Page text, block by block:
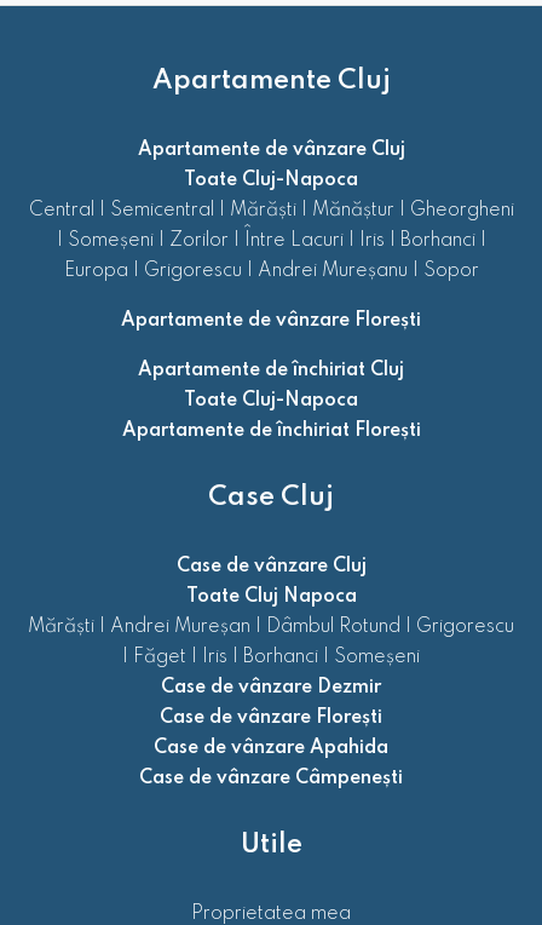
Apartamente Cluj
Apartamente de vânzare Cluj
Toate Cluj-Napoca
Central
Semicentral Mărăști| Mănăștur
Gheorgheni
Someșeni| Zorilor Între Lacuri| Iris Borhanci|
Europa
Grigorescu Andrei Mureșanu Sopor
Apartamente de vânzare Florești
Apartamente de închiriat Cluj
Toate Cluj-Napoca
Apartamente de închiriat Florești
Case Cluj
Case de vânzare Cluj
Toate Cluj Napoca
Mărăști
Andrei Mureșan Dâmbul Rotund
Grigorescu
Făget Iris Borhanci
Someșeni
Case de vânzare Dezmir
Case de vânzare Florești
Case de vânzare Apahida
Case de vânzare Câmpenești
Utile
Proprietatea mea